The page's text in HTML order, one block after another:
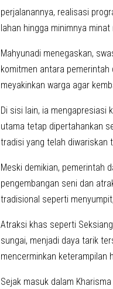
perjalanannya, realisasi
lahan hingga minimnya
Mahyunadi menegaskan,
komitmen antara
meyakinkan warga agar
Di sisi lain, ia mengapresiasi
utama tetap dipertahankan
tradisi yang telah diwariskan
Meski demikian, pemerintah
pengembangan seni dan
tradisional seperti
Atraksi khas seperti
sungai, menjadi daya tarik
mencerminkan keterampilan
Sejak masuk dalam